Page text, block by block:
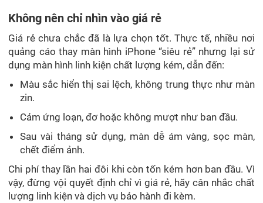
Không nên chỉ nhìn vào giá rẻ
Giá rẻ chưa chắc đã là lựa chọn tốt. Thực tế, nhiều nơi
quảng cáo thay màn hình iPhone “siêu rẻ” nhưng lại sử
dụng màn hình linh kiện chất lượng kém, dẫn đến:
Màu sắc hiển thị sai lệch, không trung thực như màn
zin.
Cảm ứng loạn, đơ hoặc không mượt như ban đầu.
Sau vài tháng sử dụng, màn dễ ám vàng, sọc màn,
chết điểm ảnh.
Chi phí thay lần hai đôi khi còn tốn kém hơn ban đầu. Vì
vậy, đừng vội quyết định chỉ vì giá rẻ, hãy cân nhắc chất
lượng linh kiện và dịch vụ bảo hành đi kèm.